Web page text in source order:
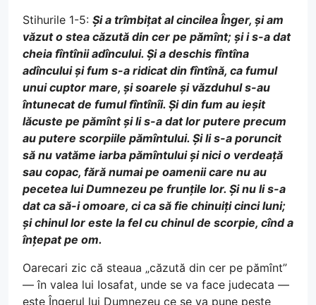
Stihurile 1-5: Și a trîmbițat al cincilea Înger, și am
văzut o stea căzută din cer pe pămînt; și i s-a dat
cheia fîntînii adîncului. Și a deschis fîntîna
adîncului și fum s-a ridicat din fîntînă, ca fumul
unui cuptor mare, și soarele și văzduhul s-au
întunecat de fumul fîntînîi. Și din fum au ieșit
lăcuste pe pămînt și li s-a dat lor putere precum
au putere scorpiile pămîntului. Și li s-a poruncit
să nu vatăme iarba pămîntului și nici o verdeață
sau copac, fără numai pe oamenii care nu au
pecetea lui Dumnezeu pe frunțile lor. Și nu li s-a
dat ca să-i omoare, ci ca să fie chinuiți cinci luni;
și chinul lor este la fel cu chinul de scorpie, cînd a
înțepat pe om.
Oarecari zic că steaua „căzută din cer pe pămînt”
— în valea lui Iosafat, unde se va face judecata —
este Îngerul lui Dumnezeu ce se va pune peste